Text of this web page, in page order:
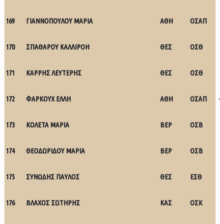
169 ΓΙΑΝΝΟΠΟΥΛΟΥ ΜΑΡΙΑ ΑΘΗ ΟΣΑΠ
170 ΣΠΑΘΑΡΟΥ ΚΑΛΛΙΡΟΗ ΘΕΣ ΟΣΘ
171 ΚΑΡΡΗΣ ΛΕΥΤΕΡΗΣ ΘΕΣ ΟΣΘ
172 ΦΑΡΚΟΥΧ ΕΛΛΗ ΑΘΗ ΟΣΑΠ
173 ΚΟΛΕΤΑ ΜΑΡΙΑ ΒΕΡ ΟΣΒ
174 ΘΕΟΔΩΡΙΔΟΥ ΜΑΡΙΑ ΒΕΡ ΟΣΒ
175 ΣΥΝΩΔΗΣ ΠΑΥΛΟΣ ΘΕΣ ΕΣΘ
176 ΒΛΑΧΟΣ ΣΩΤΗΡΗΣ ΚΑΣ ΟΣΚ